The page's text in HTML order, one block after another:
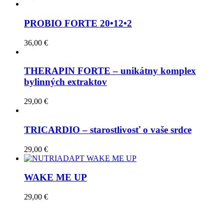
PROBIO FORTE 20•12•2
36,00 €
THERAPIN FORTE – unikátny komplex
bylinných extraktov
29,00 €
TRICARDIO – starostlivosť o vaše srdce
29,00 €
WAKE ME UP
29,00 €